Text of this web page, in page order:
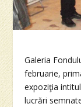
Galeria
februarie,
expoziţia
lucrări